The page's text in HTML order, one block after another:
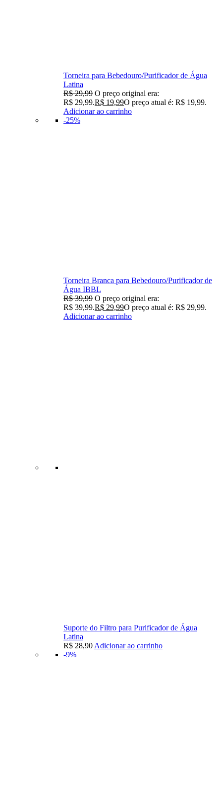
Torneira para Bebedouro/Purificador de Água
Latina
R$29,99 O preço original era:
R$ 29,99.R$ 19,99O preço atual é: R$ 19,99.
Adicionar ao carrinho
-25%
Torneira Branca para Bebedouro/Purificador de
Água IBBL
R$39,99 O preço original era:
R$ 39,99.R$ 29,99O preço atual é: R$ 29,99.
Adicionar ao carrinho
Suporte do Filtro para Purificador de Água
Latina
R$ 28,90 Adicionar ao carrinho
-9%